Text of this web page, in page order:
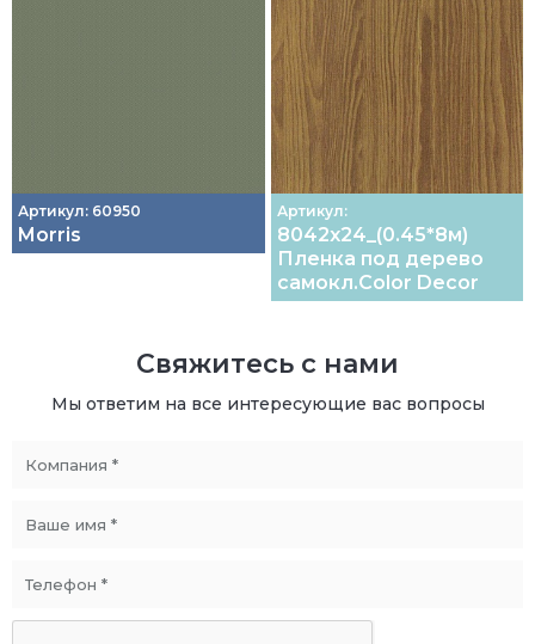
Артикул: 60950
Morris
Артикул:
8042х24_(0.45*8м)
Пленка под дерево
самокл.Color Decor
Свяжитесь с нами
Мы ответим на все интересующие вас вопросы